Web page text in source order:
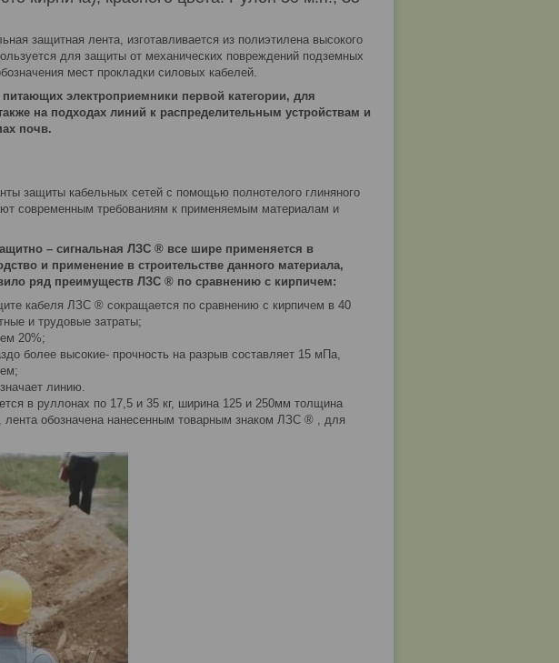
защитная лента, изготавливается из полиэтилена высокого
для защиты от механических повреждений подземных
мест прокладки силовых кабелей.
электроприемники первой категории, для
на подходах линий к распределительным устройствам и
почв.
защиты кабельных сетей с помощью полнотелого глиняного
современным требованиям к применяемым материалам и
– сигнальная ЛЗС ® все шире применяется в
и применение в строительстве данного материала,
ряд преимуществ ЛЗС ® по сравнению с кирпичем:
кабеля ЛЗС ® сокращается по сравнению с кирпичем в 40
и трудовые затраты;
20%;
более высокие- прочность на разрыв составляет 15 мПа,
линию.
в руллонах по 17,5 и 35 кг, ширина 125 и 250мм толщина
обозначена нанесенным товарным знаком ЛЗС ® , для